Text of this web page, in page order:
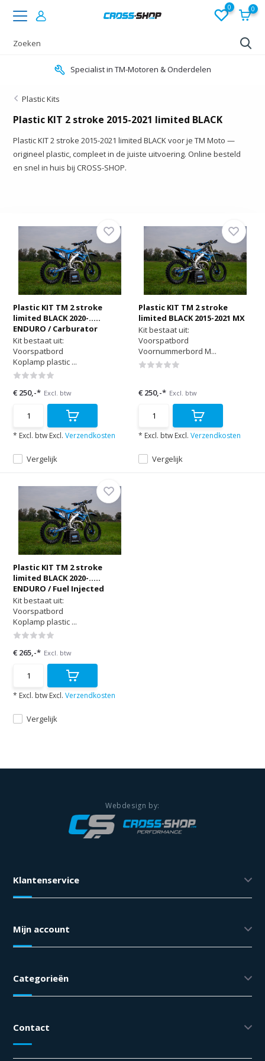
0 0
Specialist in TM-Motoren & Onderdelen
Plastic Kits
Plastic KIT 2 stroke 2015-2021 limited BLACK
Plastic KIT 2 stroke 2015-2021 limited BLACK voor je TM Moto —
origineel plastic, compleet in de juiste uitvoering. Online besteld
en snel in huis bij CROSS-SHOP.
Plastic KIT TM 2 stroke
limited BLACK 2020-.....
ENDURO / Carburator
Kit bestaat uit:
Voorspatbord
Koplamp plastic ...
Vergelijk
€ 250,-* Excl. btw
* Excl. btw Excl.Verzendkosten
Plastic KIT TM 2 stroke
limited BLACK 2015-2021 MX
Kit bestaat uit:
Voorspatbord
Voornummerbord M...
Vergelijk
€ 250,-* Excl. btw
* Excl. btw Excl. Verzendkosten
Plastic KIT TM 2 stroke
limited BLACK 2020-.....
ENDURO / Fuel Injected
Kit bestaat uit:
Voorspatbord
Koplamp plastic ...
Vergelijk
€ 265,-* Excl. btw
* Excl. btw Excl.Verzendkosten
Klantenservice
Mijn account
Categorieën
Contact